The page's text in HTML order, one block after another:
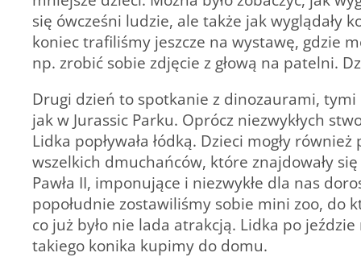
się ówcześni ludzie, ale także jak wyglądały
koniec trafiliśmy jeszcze na wystawę, gdzie
np. zrobić sobie zdjęcie z głową na patelni.
Drugi dzień to spotkanie z dinozaurami, tymi
jak w Jurassic Parku. Oprócz niezwykłych
Lidka popływała łódką. Dzieci mogły
wszelkich dmuchańców, które znajdowały
Pawła II, imponujące i niezwykłe dla nas
popołudnie zostawiliśmy sobie mini zoo, do
co już było nie lada atrakcją. Lidka po
takiego konika kupimy do domu.